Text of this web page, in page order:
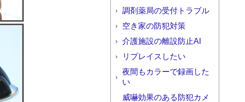
調剤薬局の受付トラブル
空き家の防犯対策
介護施設の離設防止AI
リプレイスしたい
夜間もカラーで録画した
い
威嚇効果のある防犯カメ